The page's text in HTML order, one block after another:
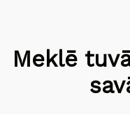
Meklē